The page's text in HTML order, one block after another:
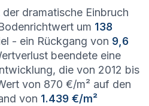
dramatische Einbruch
um 138
- ein Rückgang von 9,6
beendete eine
die von 2012 bis
von 870 €/m² auf den
von 1.439 €/m²